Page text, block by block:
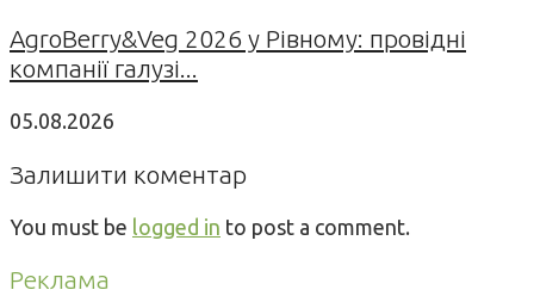
AgroBerry&Veg 2026 у Рівному: провідні
компанії галузі...
05.08.2026
Залишити коментар
You must be logged in to post a comment.
Реклама